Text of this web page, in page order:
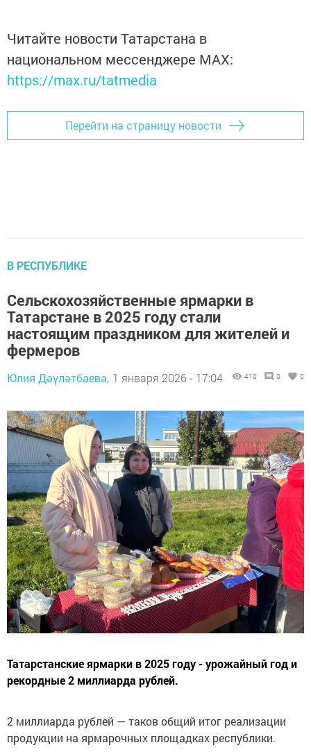
Читайте новости Татарстана в
национальном мессенджере MАХ:
https://max.ru/tatmedia
Перейти на страницу новости
В РЕСПУБЛИКЕ
Сельскохозяйственные ярмарки в
Татарстане в 2025 году стали
настоящим праздником для жителей и
фермеров
Юлия Дәүләтбаева, 1 января 2026 - 17:04 410 0 0
Татарстанские ярмарки в 2025 году - урожайный год и
рекордные 2 миллиарда рублей.
2 миллиарда рублей — таков общий итог реализации
продукции на ярмарочных площадках республики.